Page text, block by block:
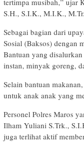
S.H., S.I.K., M.I.K.,
​Sebagai bagian dari
Sosial (Baksos) dengan
Bantuan yang
instan, minyak goreng,
Selain bantuan
untuk anak anak yang
​Personel Polres Maros
Ilham Yuliani S.Trk.,
juga terlihat aktif